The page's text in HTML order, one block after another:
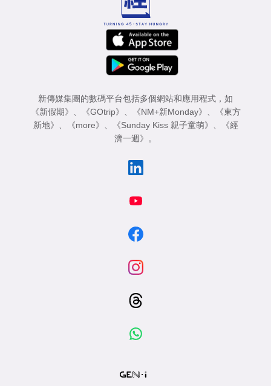
新傳媒集團的數碼平台包括多個網站和應用程式，如
《新假期》
《GOtrip》 《NM+新Monday》
《東方
新地》
《more》 《Sunday Kiss 親子童萌》
《經
濟一週》
。